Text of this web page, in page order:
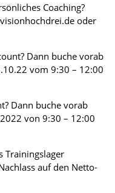
Coaching?
oder
Dann buche vorab
vom 9:30 – 12:00
Dann buche vorab
von 9:30 – 12:00
Trainingslager
auf den Netto-